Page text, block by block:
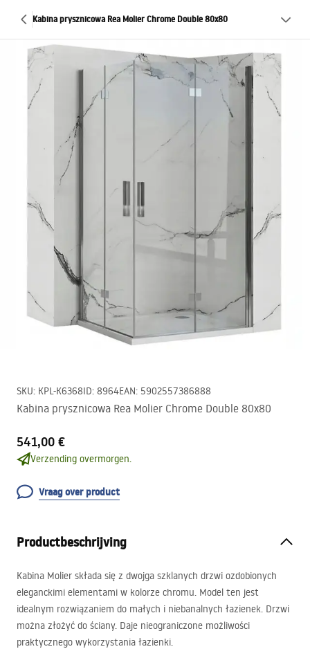
Kabina prysznicowa Rea Molier Chrome Double 80x80
SKU: KPL-K6368ID: 8964EAN: 5902557386888
Kabina prysznicowa Rea Molier Chrome Double 80x80
541,00 €
Verzending overmorgen.
Vraag over product
Productbeschrijving
Kabina Molier składa się z dwojga szklanych drzwi ozdobionych
eleganckimi elementami w kolorze chromu. Model ten jest
idealnym rozwiązaniem do małych i niebanalnych łazienek. Drzwi
można złożyć do ściany. Daje nieograniczone możliwości
praktycznego wykorzystania łazienki.